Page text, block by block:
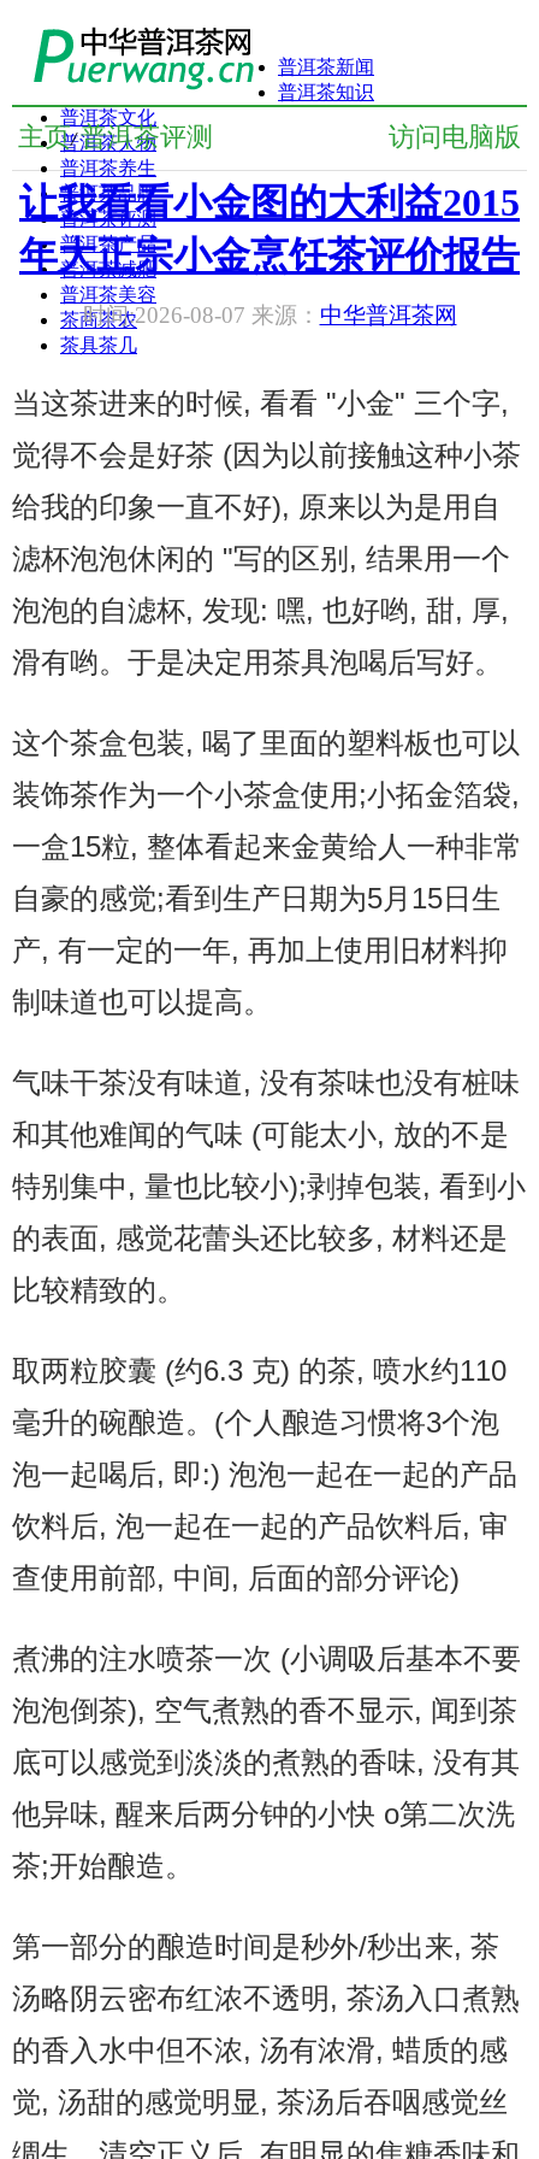
普洱茶新闻
普洱茶知识
普洱茶文化
普洱茶人物
普洱茶养生
普洱茶品牌
普洱茶评测
普洱茶产品
普洱茶减肥
普洱茶美容
茶商茶农
茶具茶几
访问电脑版
主页/ 普洱茶评测
让我看看小金图的大利益2015
年大正宗小金烹饪茶评价报告
时间:2026-08-07 来源： 中华普洱茶网
当这茶进来的时候, 看看 "小金" 三个字,
觉得不会是好茶 (因为以前接触这种小茶
给我的印象一直不好), 原来以为是用自
滤杯泡泡休闲的 "写的区别, 结果用一个
泡泡的自滤杯, 发现: 嘿, 也好哟, 甜, 厚,
滑有哟。于是决定用茶具泡喝后写好。
这个茶盒包装, 喝了里面的塑料板也可以
装饰茶作为一个小茶盒使用;小拓金箔袋,
一盒15粒, 整体看起来金黄给人一种非常
自豪的感觉;看到生产日期为5月15日生
产, 有一定的一年, 再加上使用旧材料抑
制味道也可以提高。
气味干茶没有味道, 没有茶味也没有桩味
和其他难闻的气味 (可能太小, 放的不是
特别集中, 量也比较小);剥掉包装, 看到小
的表面, 感觉花蕾头还比较多, 材料还是
比较精致的。
取两粒胶囊 (约6.3 克) 的茶, 喷水约110
毫升的碗酿造。(个人酿造习惯将3个泡
泡一起喝后, 即:) 泡泡一起在一起的产品
饮料后, 泡一起在一起的产品饮料后, 审
查使用前部, 中间, 后面的部分评论)
煮沸的注水喷茶一次 (小调吸后基本不要
泡泡倒茶), 空气煮熟的香不显示, 闻到茶
底可以感觉到淡淡的煮熟的香味, 没有其
他异味, 醒来后两分钟的小快 o第二次洗
茶;开始酿造。
第一部分的酿造时间是秒外/秒出来, 茶
汤略阴云密布红浓不透明, 茶汤入口煮熟
的香入水中但不浓, 汤有浓滑, 蜡质的感
觉, 汤甜的感觉明显, 茶汤后吞咽感觉丝